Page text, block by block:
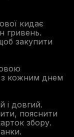
кидає
гривень.
закупити
з кожним днем
і довгий.
пояснити
збору.